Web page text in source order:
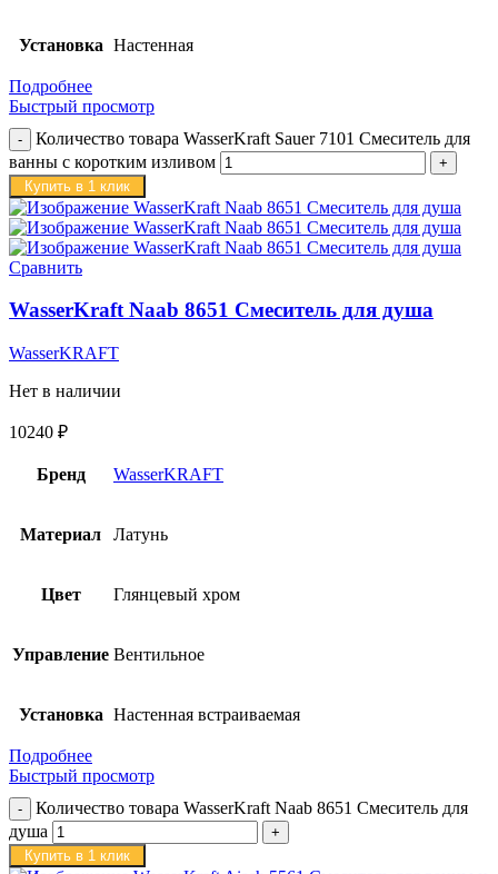
Установка Настенная
Подробнее
Быстрый просмотр
Количество товара WasserKraft Sauer 7101 Смеситель для
ванны с коротким изливом
Купить в 1 клик
Сравнить
WasserKraft Naab 8651 Смеситель для душа
WasserKRAFT
Нет в наличии
10240 ₽
Бренд WasserKRAFT
Материал Латунь
Цвет Глянцевый хром
Управление Вентильное
Установка Настенная встраиваемая
Подробнее
Быстрый просмотр
Количество товара WasserKraft Naab 8651 Смеситель для
душа
Купить в 1 клик